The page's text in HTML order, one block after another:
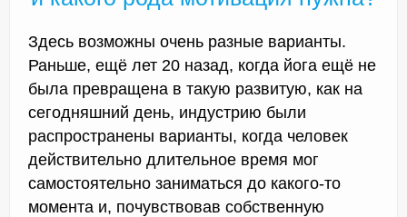
Здесь возможны очень разные варианты.
Раньше, ещё лет 20 назад, когда йога ещё не
была превращена в такую развитую, как на
сегодняшний день, индустрию были
распространены варианты, когда человек
действительно длительное время мог
самостоятельно заниматься до какого-то
момента и, почувствовав собственную